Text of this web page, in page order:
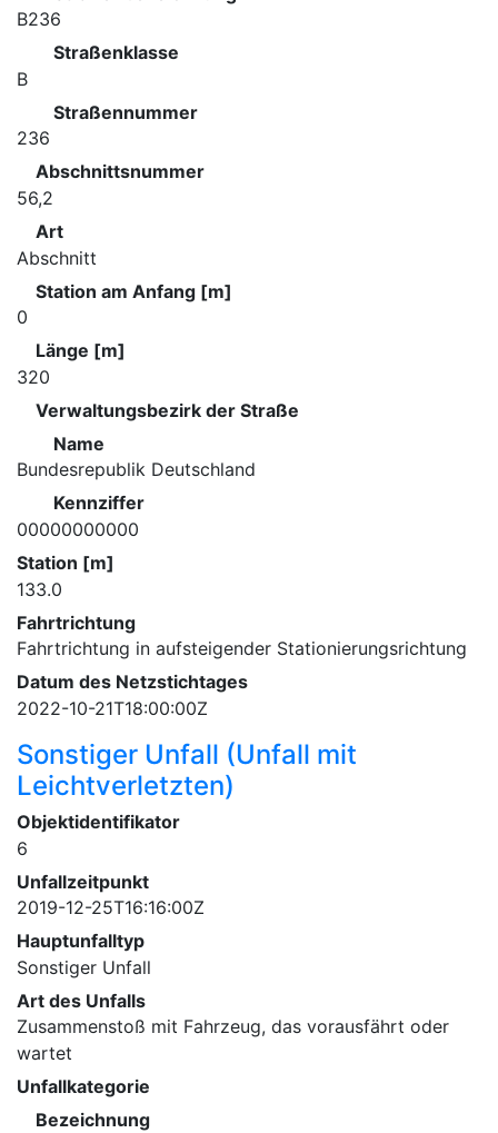
B236
Straßenklasse
B
Straßennummer
236
Abschnittsnummer
56,2
Art
Abschnitt
Station am Anfang [m]
0
Länge [m]
320
Verwaltungsbezirk der Straße
Name
Bundesrepublik Deutschland
Kennziffer
00000000000
Station [m]
133.0
Fahrtrichtung
Fahrtrichtung in aufsteigender Stationierungsrichtung
Datum des Netzstichtages
2022-10-21T18:00:00Z
Sonstiger Unfall (Unfall mit
Leichtverletzten)
Objektidentifikator
6
Unfallzeitpunkt
2019-12-25T16:16:00Z
Hauptunfalltyp
Sonstiger Unfall
Art des Unfalls
Zusammenstoß mit Fahrzeug, das vorausfährt oder
wartet
Unfallkategorie
Bezeichnung